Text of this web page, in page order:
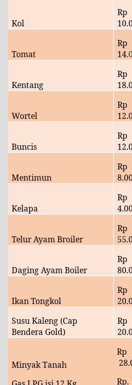
Kol
Rp
10
Tomat
Rp
14
Kentang
Rp
18
Wortel
Rp
Buncis
Rp
Mentimun
Rp
Kelapa
Rp
4
Telur Ayam Broiler
Rp
55.
Daging Ayam Boiler
Rp
80
Ikan Tongkol
Rp
Susu Kaleng (Cap
Bendera Gold)
Rp
20
Minyak Tanah
Rp
28